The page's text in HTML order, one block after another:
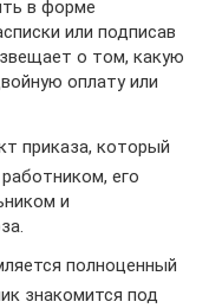
в форме
или подписав
о том, какую
оплату или
приказа, который
его
и
полноценный
знакомится под